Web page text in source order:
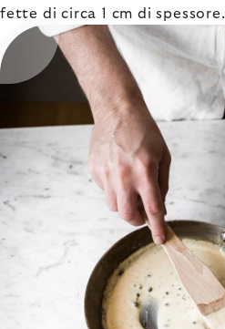
fette di circa 1 cm di spessore.